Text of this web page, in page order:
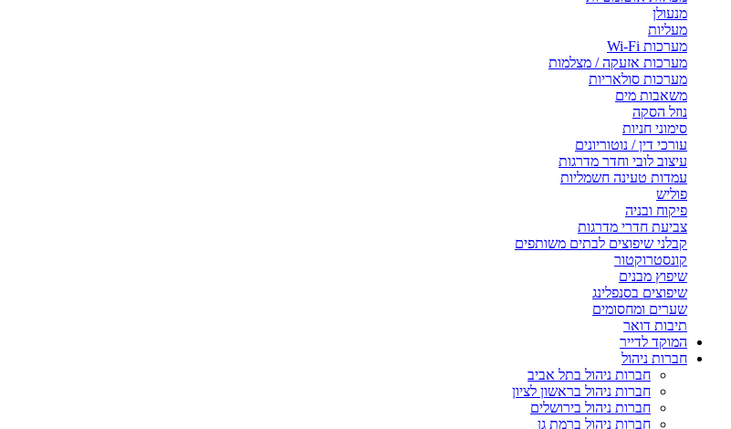
מנעולן
מעליות
מערכות Wi-Fi
מערכות אזעקה / מצלמות
מערכות סולאריות
משאבות מים
נוזל הסקה
סימוני חניות
עורכי דין / נוטוריונים
עיצוב לובי וחדר מדרגות
עמדות טעינה חשמליות
פוליש
פיקוח ובניה
צביעת חדרי מדרגות
קבלני שיפוצים לבתים משותפים
קונסטרוקטור
שיפוץ מבנים
שיפוצים בסנפלינג
שערים ומחסומים
תיבות דואר
המוקד לדייר
חברות ניהול
חברות ניהול בתל אביב
חברות ניהול בראשון לציון
חברות ניהול בירושלים
חברות ניהול ברמת גן